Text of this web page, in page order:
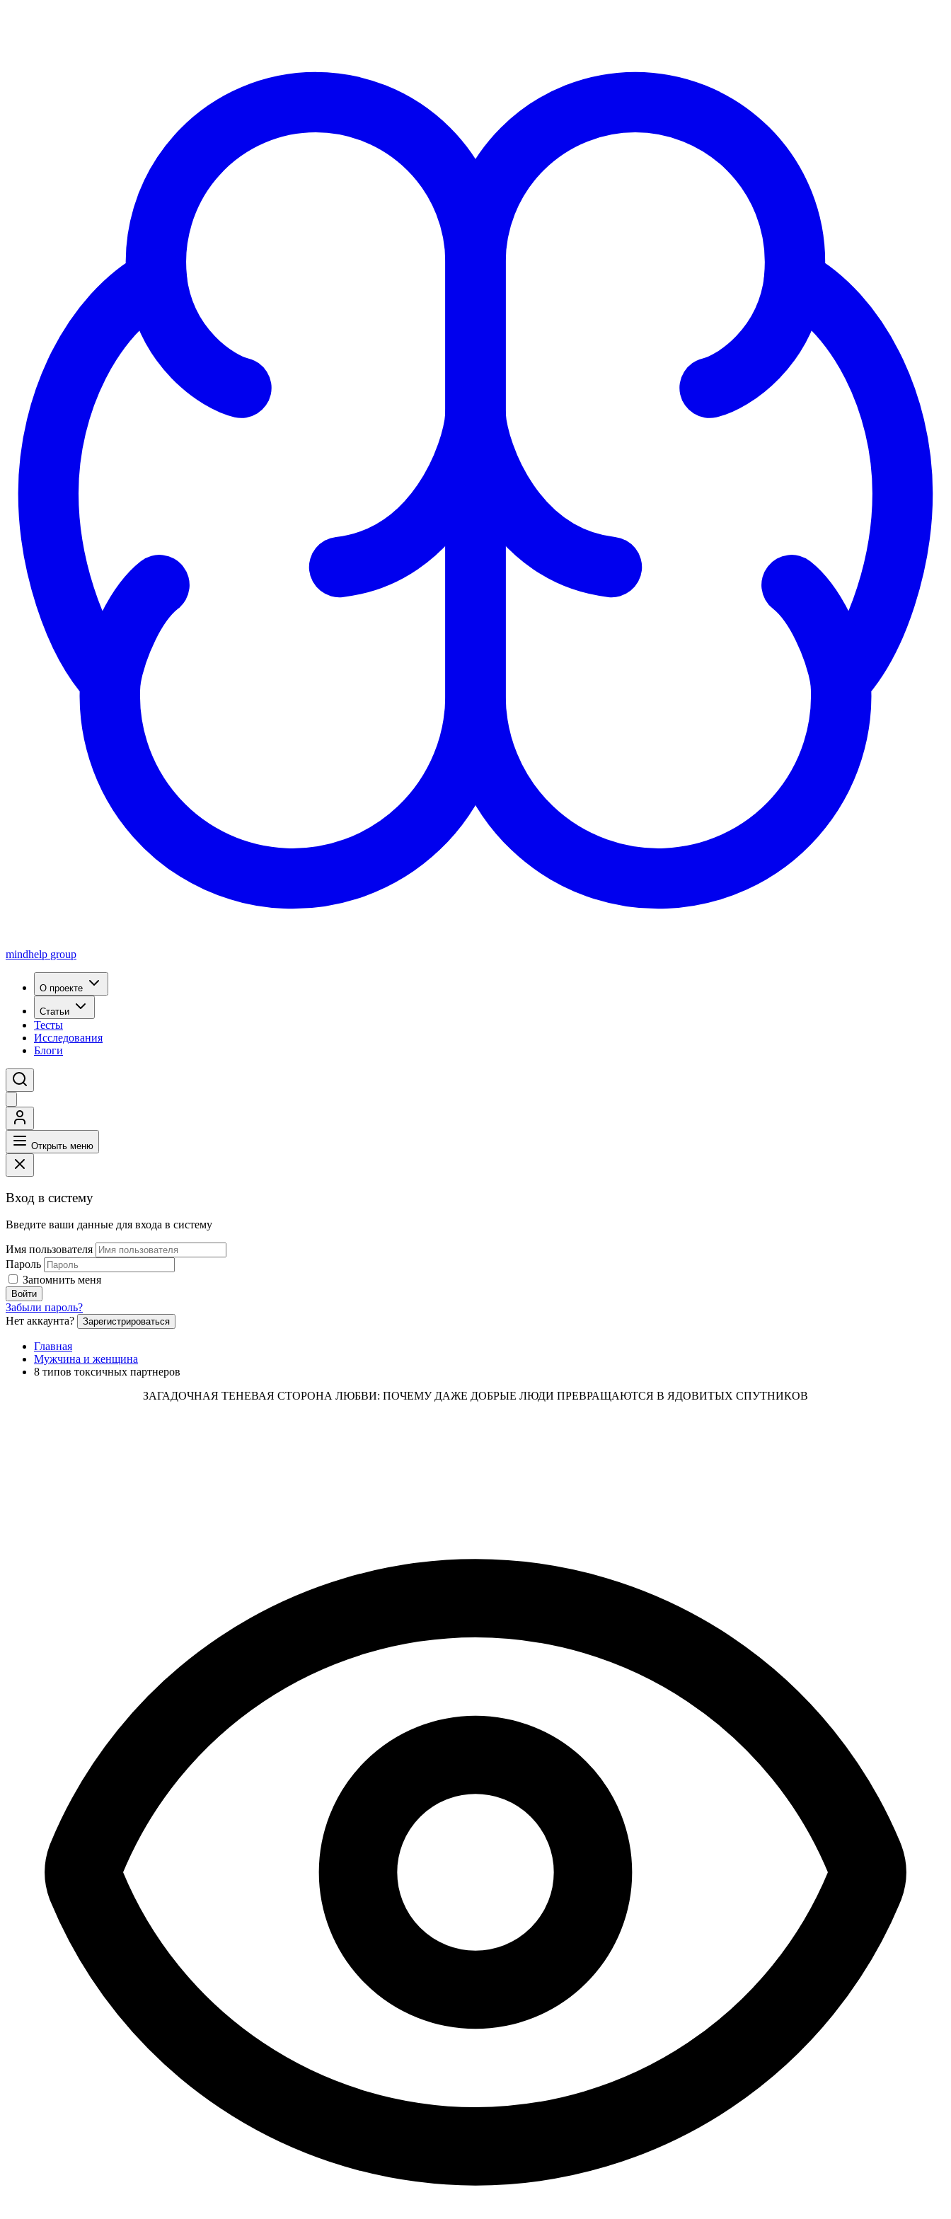
mindhelp group
О проекте
Статьи
Тесты
Исследования
Блоги
Открыть меню
Вход в систему
Введите ваши данные для входа в систему
Имя пользователя
Пароль
Запомнить меня
Войти
Забыли пароль?
Нет аккаунта?
Зарегистрироваться
Главная
Мужчина и женщина
8 типов токсичных партнеров
ЗАГАДОЧНАЯ ТЕНЕВАЯ СТОРОНА ЛЮБВИ: ПОЧЕМУ ДАЖЕ ДОБРЫЕ ЛЮДИ ПРЕВРАЩАЮТСЯ В ЯДОВИТЫХ СПУТНИКОВ